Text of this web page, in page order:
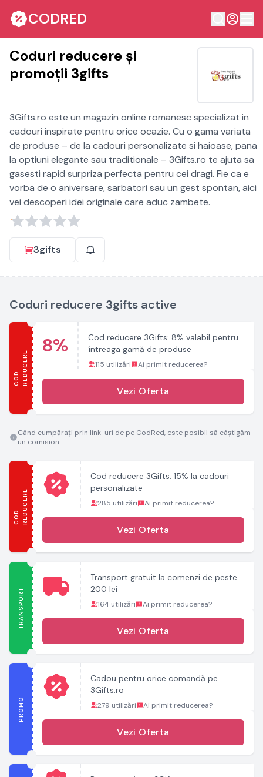
CODRED
Coduri reducere și
promoții 3gifts
3Gifts.ro este un magazin online romanesc specializat in
cadouri inspirate pentru orice ocazie. Cu o gama variata
de produse – de la cadouri personalizate si haioase, pana
la optiuni elegante sau traditionale – 3Gifts.ro te ajuta sa
gasesti rapid surpriza perfecta pentru cei dragi. Fie ca e
vorba de o aniversare, sarbatori sau un gest spontan, aici
vei descoperi idei originale care aduc zambete.
3gifts
Coduri reducere 3gifts active
C
O
D
R
E
D
U
C
E
R E
8%
Cod reducere 3Gifts: 8% valabil pentru
întreaga gamă de produse
115 utilizări Ai primit reducerea?
Vezi Oferta
Când cumpărați prin link-uri de pe CodRed, este posibil să câștigăm
un comision.
C
O
D
R
E
D
U
C
E
R E
Cod reducere 3Gifts: 15% la cadouri
personalizate
285 utilizări Ai primit reducerea?
Vezi Oferta
TRANSPORT
Transport gratuit la comenzi de peste
200 lei
164 utilizări Ai primit reducerea?
Vezi Oferta
PROMO
Cadou pentru orice comandă pe
3Gifts.ro
279 utilizări Ai primit reducerea?
Vezi Oferta